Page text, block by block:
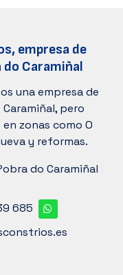
empresa de
Caramiñal
una empresa de
pero
zonas como O
y reformas.
do Caramiñal
685